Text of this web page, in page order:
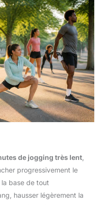
de jogging très lent
progressivement le
la base de tout
hausser légèrement la